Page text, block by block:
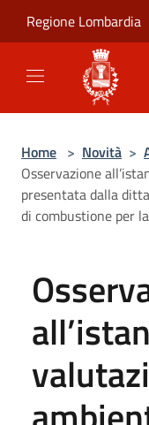
Regione Lombardia
Home > Novità >
Osservazione
presentata dalla
di combustione per